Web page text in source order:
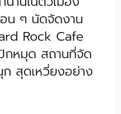
อน ๆ นัดจัดงาน
Rock Cafe
กหมุด สถานที่จัด
สุดเหวี่ยงอย่าง